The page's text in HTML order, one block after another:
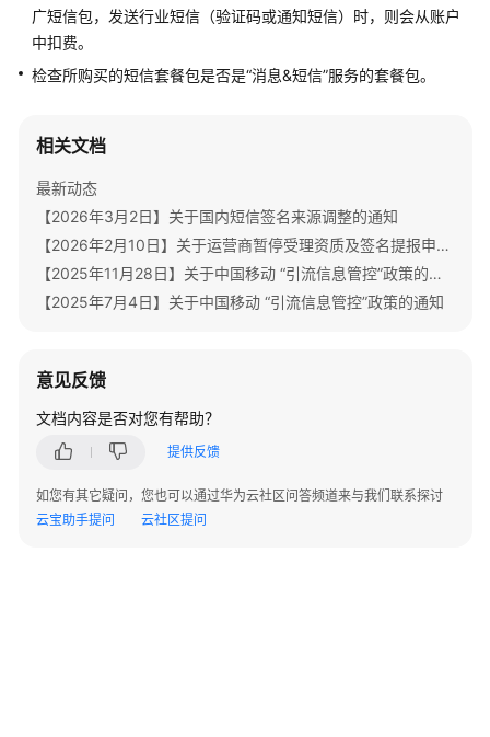
说
明
快
入
门
用
指
南
指
API
考
广短信包，发送行业短信（验证码或通知短信）时，则会从账户
中扣费。
检查所购买的短信套餐包是否是“消息&短信”服务的套餐包。
相关文档
最新动态
【2026年3月2日】关于国内短信签名来源调整的通知
【2026年2月10日】关于运营商暂停受理资质及签名提报申请的通知
【2025年11月28日】关于中国移动 “引流信息管控”政策的再次通知
【2025年7月4日】关于中国移动 “引流信息管控”政策的通知
意见反馈
文档内容是否对您有帮助？
提供反馈
如您有其它疑问，您也可以通过华为云社区问答频道来与我们联系探讨
云宝助手提问
云社区提问